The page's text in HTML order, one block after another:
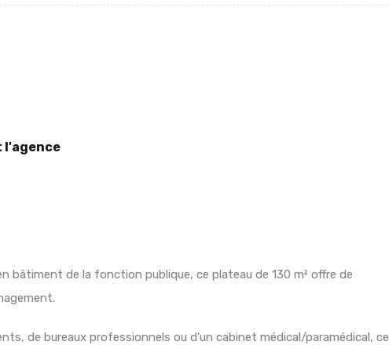
bâtiment de la fonction publique, ce plateau de 130 m² offre de
de bureaux professionnels ou d’un cabinet médical/paramédical, ce